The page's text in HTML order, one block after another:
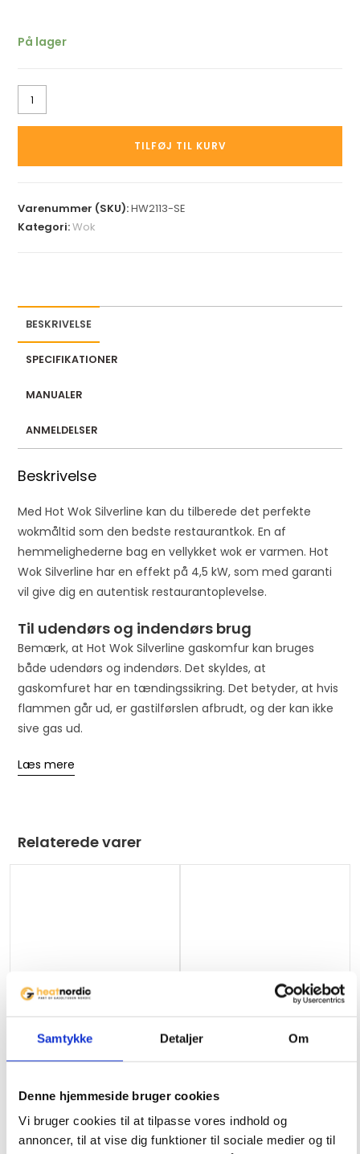
Samtykke Detaljer Om
Denne hjemmeside bruger cookies
Vi bruger cookies til at tilpasse vores indhold og
annoncer, til at vise dig funktioner til sociale medier og til
På lager
TILFØJ TIL KURV
Varenummer (SKU):HW2113-SE
Kategori:Wok
BESKRIVELSE
SPECIFIKATIONER
MANUALER
ANMELDELSER
Beskrivelse
Med Hot Wok Silverline kan du tilberede det perfekte
wokmåltid som den bedste restaurantkok. En af
hemmelighederne bag en vellykket wok er varmen. Hot
Wok Silverline har en effekt på 4,5 kW, som med garanti
vil give dig en autentisk restaurantoplevelse.
Til udendørs og indendørs brug
Bemærk, at Hot Wok Silverline gaskomfur kan bruges
både udendørs og indendørs. Det skyldes, at
gaskomfuret har en tændingssikring. Det betyder, at hvis
flammen går ud, er gastilførslen afbrudt, og der kan ikke
sive gas ud.
Læs mere
Relaterede varer
149kr.
til indendørs brug
979 kr.